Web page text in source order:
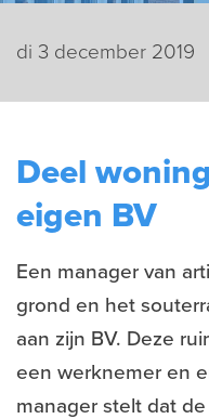
di 3 december 2019
Deel
eigen BV
Een manager van
grond en het
aan zijn BV. Deze
een werknemer en
manager stelt dat